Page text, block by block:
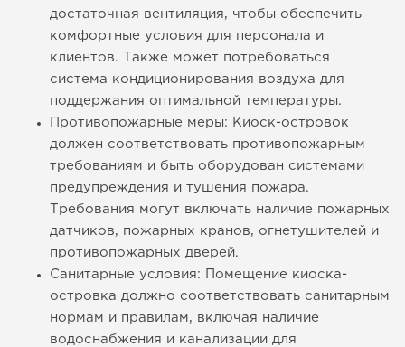
достаточная вентиляция, чтобы обеспечить
комфортные условия для персонала и
клиентов. Также может потребоваться
система кондиционирования воздуха для
поддержания оптимальной температуры.
Противопожарные меры: Киоск-островок
должен соответствовать противопожарным
требованиям и быть оборудован системами
предупреждения и тушения пожара.
Требования могут включать наличие пожарных
датчиков, пожарных кранов, огнетушителей и
противопожарных дверей.
Санитарные условия: Помещение киоска-
островка должно соответствовать санитарным
нормам и правилам, включая наличие
водоснабжения и канализации для